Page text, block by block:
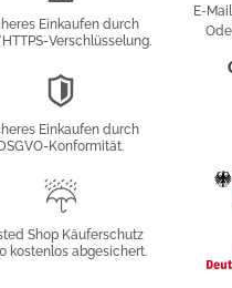
Verschlüsselung
Einkaufen durch
Verschlüsselung.
Einkaufen durch
DSGVO-Konformität.
Käuferschutz
Shop Käuferschutz
kostenlos abgesichert.
E-